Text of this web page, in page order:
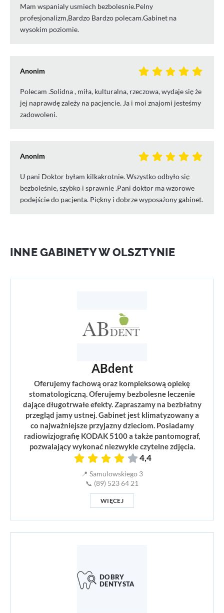
Mam wspanialy usmiech bezbolesnie.Pelny
profesjonalizm,Bardzo Bardzo polecam.Gabinet na
wysokim poziomie.
Anonim
Polecam .Solidna , miła, kulturalna, rzeczowa, wydaje się że
jej naprawdę zależy na pacjencie. Ja i moi znajomi jesteśmy
zadowoleni.
Anonim
U pani Doktor byłam kilkakrotnie. Wszystko odbyło się
bezboleśnie, szybko i sprawnie .Pani doktor ma wzorowe
podejście do pacjenta. Piękny i dobrze wyposażony gabinet.
INNE GABINETY W OLSZTYNIE
ABdent
Oferujemy fachową oraz kompleksową opiekę
stomatologiczną. Oferujemy bezbolesne leczenie
dające długotrwałe efekty. Zapraszamy na bezbłatny
przegląd jamy ustnej. Gabinet jest klimatyzowany a
co najważniejsze przyjazny dzieciom. Posiadamy
radiowizjografię KODAK 5100 a także pantomograf,
pozwalający wykonać niezwykle czytelne zdjęcia.
4,4
📍 Samulowskiego 3
📞 (89) 523 64 21
WIĘCEJ